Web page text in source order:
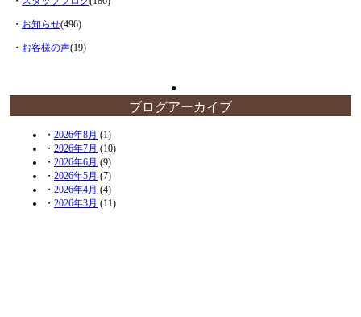
・ お知らせ(496)
・ お客様の声(19)
ブログアーカイブ
・ 2026年8月 (1)
・ 2026年7月 (10)
・ 2026年6月 (9)
・ 2026年5月 (7)
・ 2026年4月 (4)
・ 2026年3月 (11)